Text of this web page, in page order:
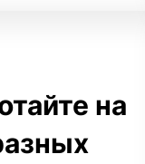
на